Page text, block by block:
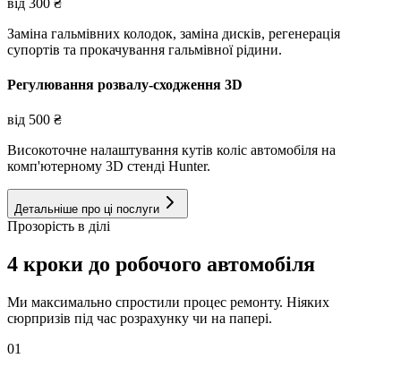
Заміна гальмівних колодок, заміна дисків, регенерація
супортів та прокачування гальмівної рідини.
Регулювання розвалу-сходження 3D
від 500 ₴
Високоточне налаштування кутів коліс автомобіля на
комп'ютерному 3D стенді Hunter.
Детальніше про ці послуги
Прозорість в ділі
4 кроки до робочого автомобіля
Ми максимально спростили процес ремонту. Ніяких
сюрпризів під час розрахунку чи на папері.
01